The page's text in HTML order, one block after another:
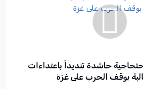
حاشدة تنديداً باعتداءات
بوقف الحرب على غزة